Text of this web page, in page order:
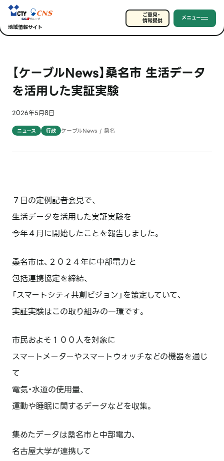
地域情報サイト
ご意見・
情報提供 メニュー
【ケーブルNews】桑名市 生活データ
を活用した実証実験
2026年5月8日
ニュース 行政 ケーブルNews / 桑名
７日の定例記者会見で、
生活データを活用した実証実験を
今年４月に開始したことを報告しました。
桑名市は、２０２４年に中部電力と
包括連携協定を締結、
「スマートシティ共創ビジョン」を策定していて、
実証実験はこの取り組みの一環です。
市民およそ１００人を対象に
スマートメーターやスマートウォッチなどの機器を通じ
て
電気・水道の使用量、
運動や睡眠に関するデータなどを収集。
集めたデータは桑名市と中部電力、
名古屋大学が連携して